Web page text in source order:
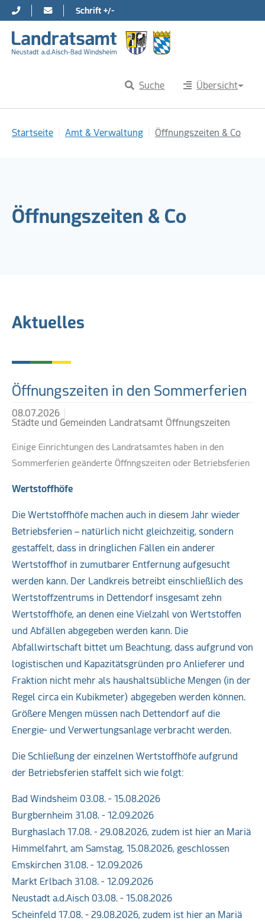
Direkt zur Hauptnavigation springen
Direkt zum Inhalt springen
Schrift +/-
Suche Übersicht
Startseite Amt & Verwaltung Öffnungszeiten & Co
Öffnungszeiten & Co
Aktuelles
Öffnungszeiten in den Sommerferien
08.07.2026
Städte und Gemeinden Landratsamt Öffnungszeiten
Einige Einrichtungen des Landratsamtes haben in den
Sommerferien geänderte Öffnngszeiten oder Betriebsferien
Wertstoffhöfe
Die Wertstoffhöfe machen auch in diesem Jahr wieder
Betriebsferien – natürlich nicht gleichzeitig, sondern
gestaffelt, dass in dringlichen Fällen ein anderer
Wertstoffhof in zumutbarer Entfernung aufgesucht
werden kann. Der Landkreis betreibt einschließlich des
Wertstoffzentrums in Dettendorf insgesamt zehn
Wertstoffhöfe, an denen eine Vielzahl von Wertstoffen
und Abfällen abgegeben werden kann. Die
Abfallwirtschaft bittet um Beachtung, dass aufgrund von
logistischen und Kapazitätsgründen pro Anlieferer und
Fraktion nicht mehr als haushaltsübliche Mengen (in der
Regel circa ein Kubikmeter) abgegeben werden können.
Größere Mengen müssen nach Dettendorf auf die
Energie- und Verwertungsanlage verbracht werden.
Die Schließung der einzelnen Wertstoffhöfe aufgrund
der Betriebsferien staffelt sich wie folgt:
Bad Windsheim 03.08. - 15.08.2026
Burgbernheim 31.08. - 12.09.2026
Burghaslach 17.08. - 29.08.2026, zudem ist hier an Mariä
Himmelfahrt, am Samstag, 15.08.2026, geschlossen
Emskirchen 31.08. - 12.09.2026
Markt Erlbach 31.08. - 12.09.2026
Neustadt a.d.Aisch 03.08. - 15.08.2026
Scheinfeld 17.08. - 29.08.2026, zudem ist hier an Mariä